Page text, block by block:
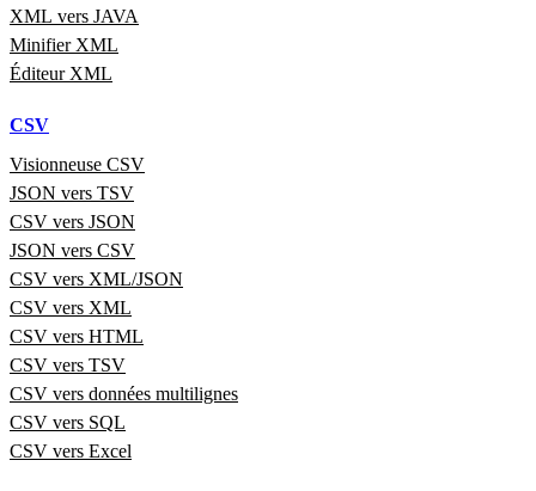
XML vers JAVA
Minifier XML
Éditeur XML
CSV
Visionneuse CSV
JSON vers TSV
CSV vers JSON
JSON vers CSV
CSV vers XML/JSON
CSV vers XML
CSV vers HTML
CSV vers TSV
CSV vers données multilignes
CSV vers SQL
CSV vers Excel